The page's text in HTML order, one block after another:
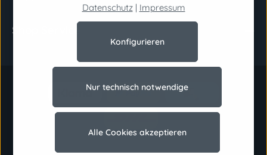
Kenntnis genommen und dieAGBgelesen und
Shop Service
Datenschutz| Impressum
Nur technisch notwendige
Konfigurieren
Alle Cookies akzeptieren